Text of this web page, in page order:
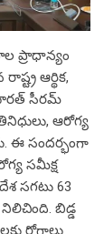
ప్రాధాన్యం
ఆర్థిక,
సీరమ్
ఆరోగ్య
ఈ సందర్భంగా
సమీక్ష
సగటు 63
బిడ్డ
రోగాలు